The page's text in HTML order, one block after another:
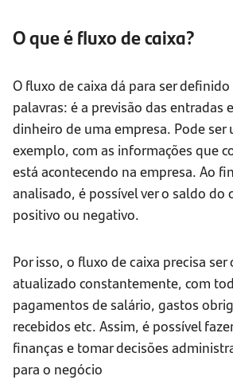
O que é fluxo de caixa?
O fluxo de caixa dá para ser
palavras: é a previsão das entradas
dinheiro de uma empresa. Pode
exemplo, com as informações que
está acontecendo na empresa. Ao
analisado, é possível ver o saldo do
positivo ou negativo.
Por isso, o fluxo de caixa precisa
atualizado constantemente, com
pagamentos de salário, gastos
recebidos etc. Assim, é possível
finanças e tomar decisões
para o negócio